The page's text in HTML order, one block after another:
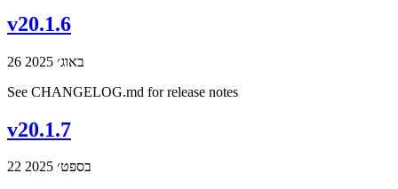
v20.1.6
26 באוג׳ 2025
See CHANGELOG.md for release notes
v20.1.7
22 בספט׳ 2025